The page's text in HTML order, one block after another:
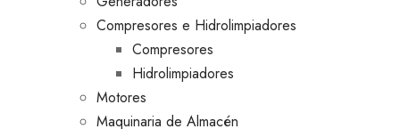
Compresores e Hidrolimpiadores
Compresores
Hidrolimpiadores
Motores
Maquinaria de Almacén